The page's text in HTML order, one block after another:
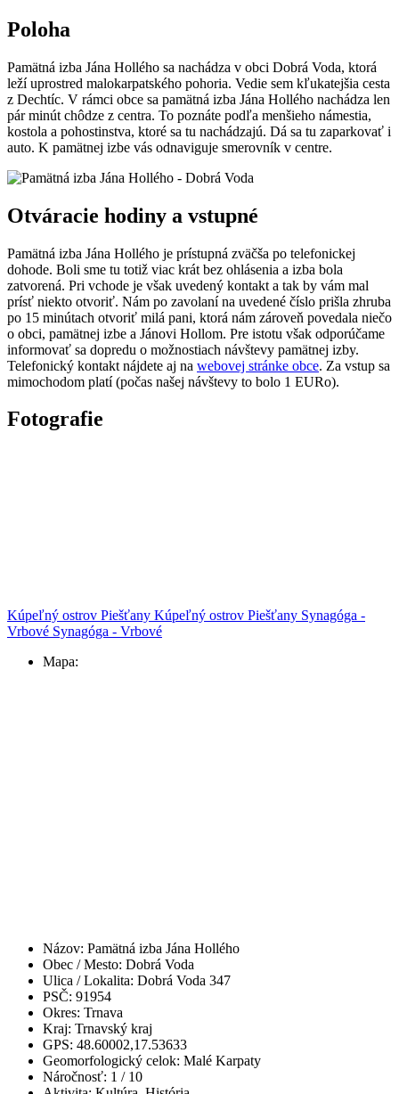
Poloha
Pamätná izba Jána Hollého sa nachádza v obci Dobrá Voda, ktorá
leží uprostred malokarpatského pohoria. Vedie sem kľukatejšia cesta
z Dechtíc. V rámci obce sa pamätná izba Jána Hollého nachádza len
pár minút chôdze z centra. To poznáte podľa menšieho námestia,
kostola a pohostinstva, ktoré sa tu nachádzajú. Dá sa tu zaparkovať i
auto. K pamätnej izbe vás odnaviguje smerovník v centre.
Otváracie hodiny a vstupné
Pamätná izba Jána Hollého je prístupná zväčša po telefonickej
dohode. Boli sme tu totiž viac krát bez ohlásenia a izba bola
zatvorená. Pri vchode je však uvedený kontakt a tak by vám mal
prísť niekto otvoriť. Nám po zavolaní na uvedené číslo prišla zhruba
po 15 minútach otvoriť milá pani, ktorá nám zároveň povedala niečo
o obci, pamätnej izbe a Jánovi Hollom. Pre istotu však odporúčame
informovať sa dopredu o možnostiach návštevy pamätnej izby.
Telefonický kontakt nájdete aj na webovej stránke obce. Za vstup sa
mimochodom platí (počas našej návštevy to bolo 1 EURo).
Fotografie
Kúpeľný ostrov Piešťany Kúpeľný ostrov Piešťany Synagóga -
Vrbové Synagóga - Vrbové
Mapa:
Názov: Pamätná izba Jána Hollého
Obec / Mesto: Dobrá Voda
Ulica / Lokalita: Dobrá Voda 347
PSČ: 91954
Okres: Trnava
Kraj: Trnavský kraj
GPS: 48.60002,17.53633
Geomorfologický celok: Malé Karpaty
Náročnosť: 1 / 10